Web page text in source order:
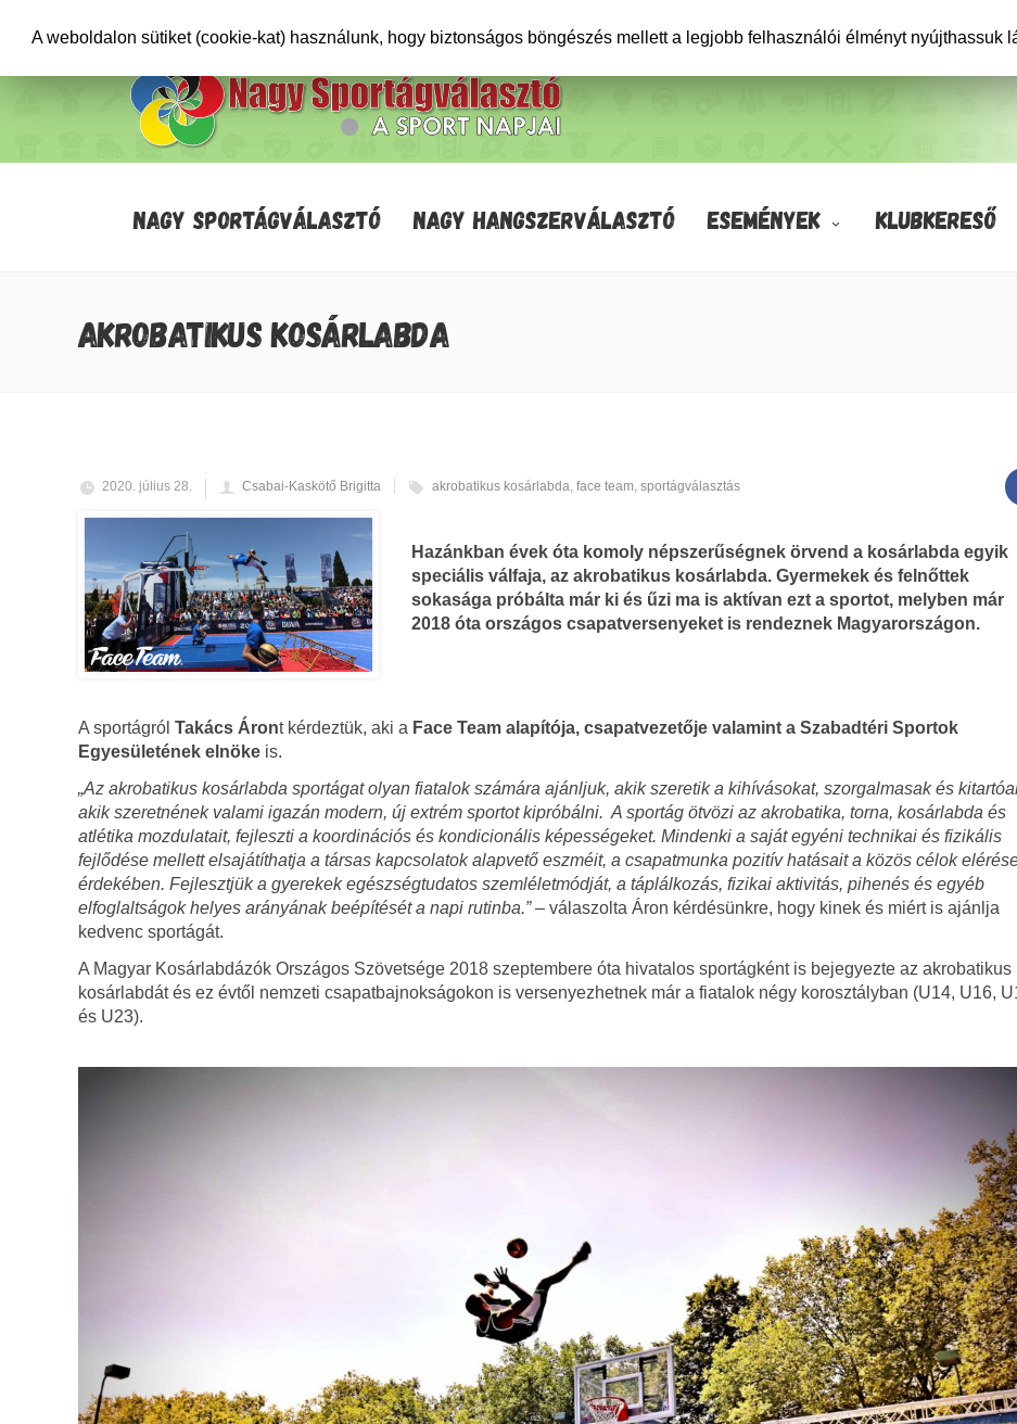
NAGY SPORTÁGVÁLASZTÓ NAGY HANGSZERVÁLASZTÓ ESEMÉNYEK KLUBKERESŐ
AKROBATIKUS KOSÁRLABDA
2020. július 28. Csabai-Kaskötő Brigitta akrobatikus kosárlabda, face team, sportágválasztás
Hazánkban évek óta komoly népszerűségnek örvend a kosárlabda egyik
speciális válfaja, az akrobatikus kosárlabda. Gyermekek és felnőttek
sokasága próbálta már ki és űzi ma is aktívan ezt a sportot, melyben már
2018 óta országos csapatversenyeket is rendeznek Magyarországon.
A sportágról Takács Áront kérdeztük, aki a Face Team alapítója, csapatvezetője valamint a Szabadtéri Sportok
Egyesületének elnöke is.
„Az akrobatikus kosárlabda sportágat olyan fiatalok számára ajánljuk, akik szeretik a kihívásokat, szorgalmasak és
akik szeretnének valami igazán modern, új extrém sportot kipróbálni. A sportág ötvözi az akrobatika, torna, kosárlabda és
atlétika mozdulatait, fejleszti a koordinációs és kondicionális képességeket. Mindenki a saját egyéni technikai és fizikális
fejlődése mellett elsajátíthatja a társas kapcsolatok alapvető eszméit, a csapatmunka pozitív hatásait a közös célok
érdekében. Fejlesztjük a gyerekek egészségtudatos szemléletmódját, a táplálkozás, fizikai aktivitás, pihenés és egyéb
elfoglaltságok helyes arányának beépítését a napi rutinba.”– válaszolta Áron kérdésünkre, hogy kinek és miért is ajánlja
kedvenc sportágát.
A Magyar Kosárlabdázók Országos Szövetsége 2018 szeptembere óta hivatalos sportágként is bejegyezte az akrobatikus
kosárlabdát és ez évtől nemzeti csapatbajnokságokon is versenyezhetnek már a fiatalok négy korosztályban (U14, U16,
és U23).
A weboldalon sütiket (cookie-kat) használunk, hogy biztonságos böngészés mellett a legjobb felhasználói élményt nyújthassuk